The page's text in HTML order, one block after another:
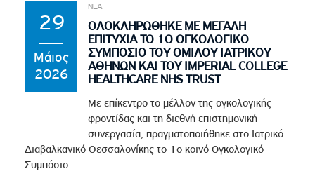
29
Μάιος
2026
ΝΕΑ
ΟΛΟΚΛΗΡΩΘΗΚΕ ΜΕ ΜΕΓΑΛΗ
ΕΠΙΤΥΧΙΑ ΤΟ 1Ο ΟΓΚΟΛΟΓΙΚΟ
ΣΥΜΠΟΣΙΟ ΤΟΥ ΟΜΙΛΟΥ ΙΑΤΡΙΚΟΥ
ΑΘΗΝΩΝ ΚΑΙ ΤΟΥ IMPERIAL COLLEGE
HEALTHCARE NHS TRUST
Με επίκεντρο το μέλλον της ογκολογικής
φροντίδας και τη διεθνή επιστημονική
συνεργασία, πραγματοποιήθηκε στο Ιατρικό
Διαβαλκανικό Θεσσαλονίκης το 1ο κοινό Ογκολογικό
Συμπόσιο ...